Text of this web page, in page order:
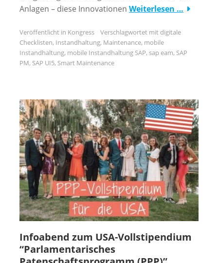
Anlagen – diese Innovationen Weiterlesen …
Veröffentlicht in Kongress Verschlagwortet mitdigitale
Checklisten, Instandhaltung, Maintenance, mobile
Instandhaltung, mobile Instandhaltung SAP, sap eam, SAP
PM, SAP UI5, Smart Maintenance
Infoabend zum USA-Vollstipendium
“Parlamentarisches